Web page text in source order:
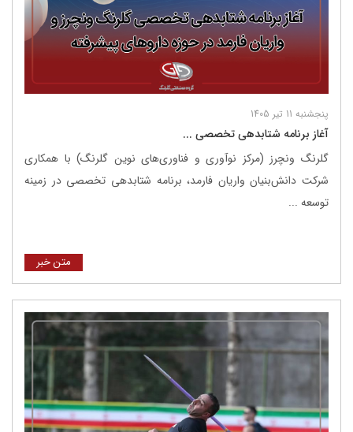
پنجشنبه 11 تیر 1405
آغاز برنامه شتابدهی تخصصی ...
گلرنگ ونچرز (مرکز نوآوری و فناوری‌های نوین گلرنگ) با همکاری
شرکت دانش‌بنیان واریان فارمد، برنامه شتابدهی تخصصی در زمینه
توسعه ...
متن خبر